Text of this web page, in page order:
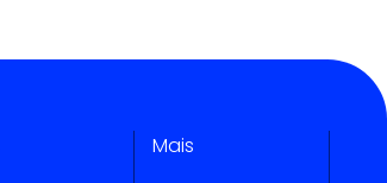
Mais